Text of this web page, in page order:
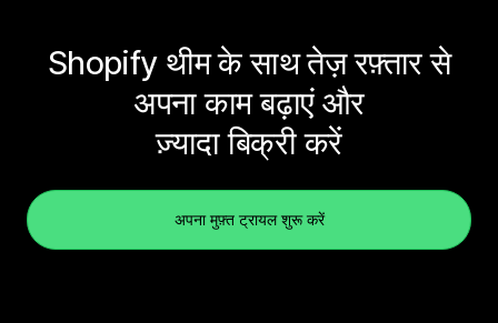
Shopify थीम के साथ तेज़ रफ़्तार से
अपना काम बढ़ाएं और
ज़्यादा बिक्री करें
अपना मुफ़्त ट्रायल शुरू करें